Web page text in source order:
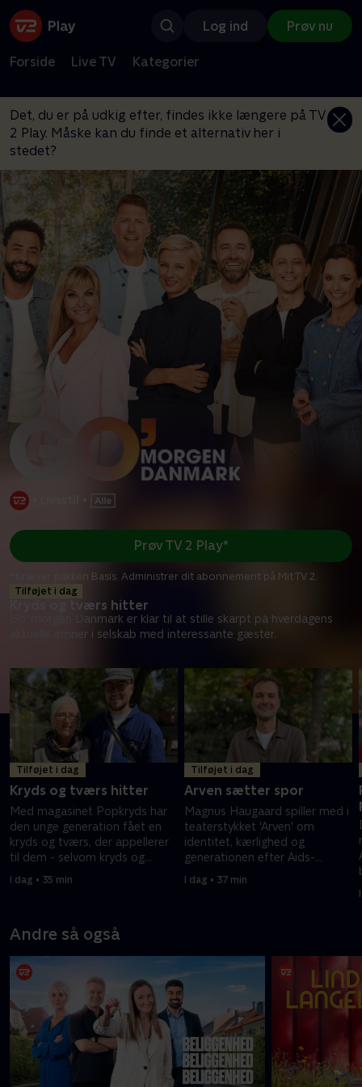
Log ind Prøv nu
Forside Live TV Kategorier
Det, du er på udkig efter, findes ikke længere på TV
2 Play. Måske kan du finde et alternativ her i
stedet?
Tilføjet i dag
Kryds og tværs hitter
Go' morgen Danmark er klar til at stille skarpt på hverdagens
aktuelle emner i selskab med interessante gæster.
Prøv TV 2 Play*
*Kræver pakken Basis. Administrer dit abonnement på Mit TV 2.
Tilføjet i dag
Kryds og tværs hitter
Med magasinet Popkryds har
den unge generation fået en
kryds og tværs, der appellerer
til dem - selvom kryds og
er det populært hos både unge
I dag • 35 min
Tilføjet i dag
Arven sætter spor
Magnus Haugaard spiller med i
teaterstykket 'Arven' om
identitet, kærlighed og
generationen efter Aids-
flere gange rørt ham til tårer.
I dag • 37 min
Andre så også